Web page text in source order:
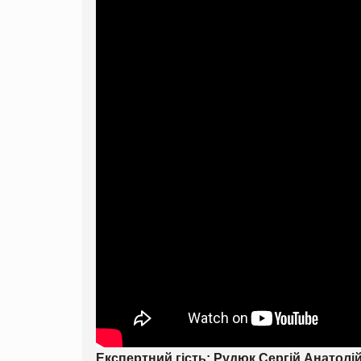
Експертний гість: Рудюк Сергій